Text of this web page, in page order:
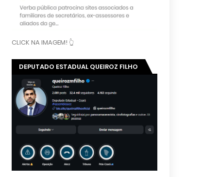
CLICK NA IMAGEM! 👆
DEPUTADO ESTADUAL QUEIROZ FILHO